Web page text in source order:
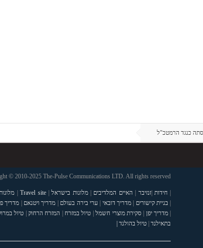
כנגד הרמטכ"ל
© 2010-2025 The-Pulse Communications LTD. All rights reserved
חידות|זנזיבר האיים המלדיבים |מלונות בישראל|
Travel site
|
בניית קישורים |מדריך דובאי ערי בירה בעולם מדריך ויטנאם
מדריך
מדריך יפן |סקירת מוצרי חשמל| טיול במזרח המזרח הרחוק טיול
בתאילנד| טיול בהולנד |